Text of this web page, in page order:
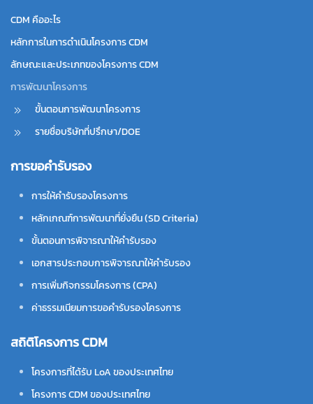
CDM คืออะไร
หลักการในการดำเนินโครงการ CDM
ลักษณะและประเภทของโครงการ CDM
การพัฒนาโครงการ
ขั้นตอนการพัฒนาโครงการ
รายชื่อบริษัทที่ปรึกษา/DOE
การขอคำรับรอง
การให้คำรับรองโครงการ
หลักเกณฑ์การพัฒนาที่ยั่งยืน (SD Criteria)
ขั้นตอนการพิจารณาให้คำรับรอง
เอกสารประกอบการพิจารณาให้คำรับรอง
การเพิ่มกิจกรรมโครงการ (CPA)
ค่าธรรมเนียมการขอคำรับรองโครงการ
สถิติโครงการ CDM
โครงการที่ได้รับ LoA ของประเทศไทย
โครงการ CDM ของประเทศไทย